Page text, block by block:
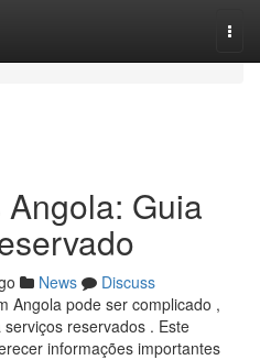
Guia
News
Discuss
Angola pode ser complicado ,
reservados . Este
informações importantes